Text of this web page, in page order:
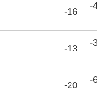
-16
-4,8
-13
-3.4
-20
-6,4